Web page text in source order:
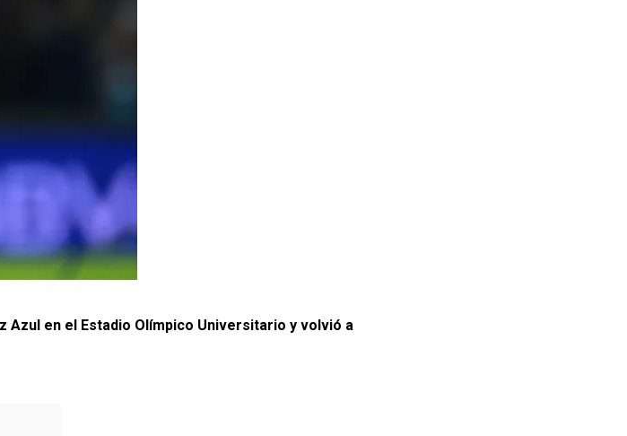
Azul en el Estadio Olímpico Universitario y volvió a